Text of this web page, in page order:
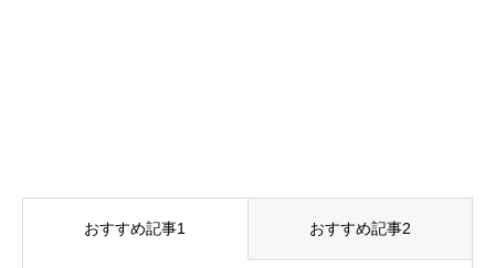
おすすめ記事1 おすすめ記事2